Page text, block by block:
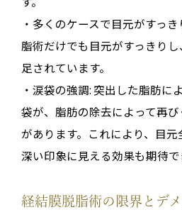
・多くのケースで目元がすっ
脂術だけでも目元がすっきり
足されています。
・涙袋の強調: 突出した脂肪に
袋が、脂肪の除去によって再
があります。これにより、目
深い印象に見える効果も期待で
経結膜脱脂術の限界とデ